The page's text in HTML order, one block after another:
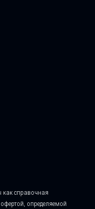
как справочная
определяемой